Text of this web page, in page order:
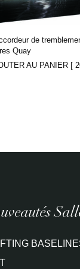
de
Quay
AU PANIER [